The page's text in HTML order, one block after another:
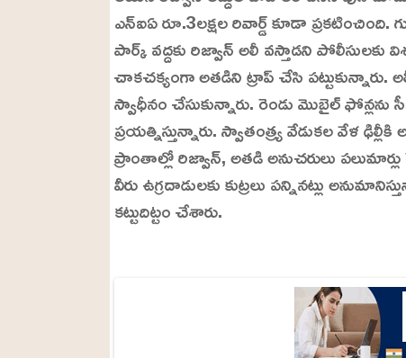
ఎన్ఐఏ రూ.3లక్షల రివార్డ్‌ కూడా
పార్క్‌ వద్దకు రిజ్వాన్‌ అలీ వస్తాడని
చాకచక్యంగా అతడిని ట్రాప్‌ చేసి పట్టుకున్నారు.
స్వాధీనం చేసుకున్నారు. రెండు మొబైల్‌
ప్రయత్నిస్తున్నారు. స్వాతంత్ర్య వేడుకల వేళ
ప్రాంతాల్లో రిజ్వాన్‌, అతడి అనుచరులు
వీరు ఉగ్రదాడులకు కుట్రలు పన్నినట్లు
కట్టుదిట్టం చేశారు.